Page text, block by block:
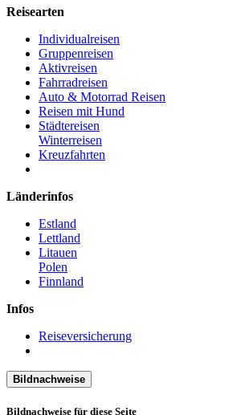
Reisearten
Individualreisen
Gruppenreisen
Aktivreisen
Fahrradreisen
Auto & Motorrad Reisen
Reisen mit Hund
Städtereisen
Winterreisen
Kreuzfahrten
Länderinfos
Estland
Lettland
Litauen
Polen
Finnland
Infos
Reiseversicherung
Bildnachweise
Bildnachweise für diese Seite